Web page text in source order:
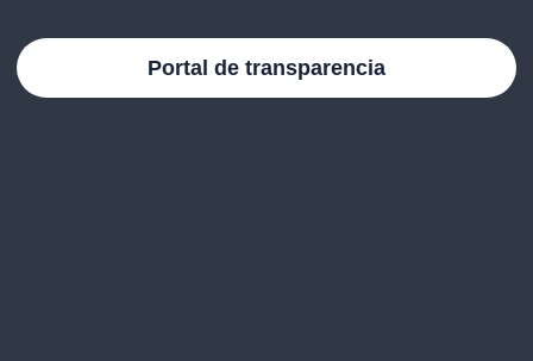
Portal de transparencia